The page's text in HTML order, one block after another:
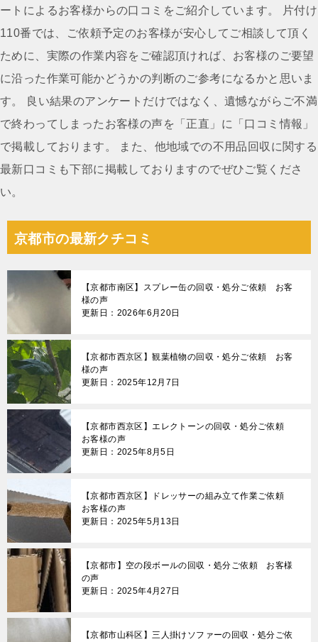
ゲ
ー
シ
ョ
ン
ートによるお客様からの口コミをご紹介しています。 片付け
110番では、ご依頼予定のお客様が安心してご相談して頂く
ために、実際の作業内容をご確認頂ければ、お客様のご要望
に沿った作業可能かどうかの判断のご参考になるかと思いま
す。 良い結果のアンケートだけではなく、遺憾ながらご不満
で終わってしまったお客様の声を「正直」に「口コミ情報」
で掲載しております。 また、他地域での不用品回収に関する
最新口コミも下部に掲載しておりますのでぜひご覧くださ
い。
京都市の最新クチコミ
【京都市南区】スプレー缶の回収・処分ご依頼 お客
様の声
更新日：2026年6月20日
【京都市西京区】観葉植物の回収・処分ご依頼 お客
様の声
更新日：2025年12月7日
【京都市西京区】エレクトーンの回収・処分ご依頼
お客様の声
更新日：2025年8月5日
【京都市西京区】ドレッサーの組み立て作業ご依頼
お客様の声
更新日：2025年5月13日
【京都市】空の段ボールの回収・処分ご依頼 お客様
の声
更新日：2025年4月27日
【京都市山科区】三人掛けソファーの回収・処分ご依